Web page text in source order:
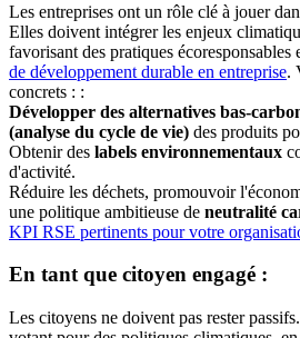
Les entreprises ont un rôle clé à jouer
Elles doivent intégrer les enjeux
favorisant des pratiques écoresponsables
de développement durable en entreprise.
concrets : :
Développer des alternatives bas-
(analyse du cycle de vie) des produits
Obtenir des labels environnementaux
d'activité.
Réduire les déchets, promouvoir
une politique ambitieuse de neutralité
KPI RSE pertinents pour votre
En tant que citoyen engagé :
Les citoyens ne doivent pas rester